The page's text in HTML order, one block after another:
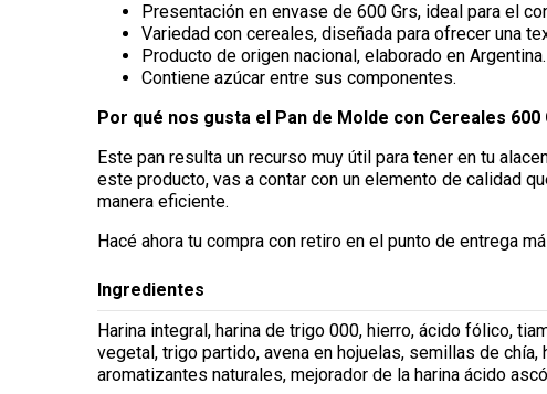
Presentación en envase de 600 Grs, ideal para el
Variedad con cereales, diseñada para ofrecer una
Producto de origen nacional, elaborado en Argentina.
Contiene azúcar entre sus componentes.
Por qué nos gusta el Pan de Molde con Cereales
Este pan resulta un recurso muy útil para tener en tu
este producto, vas a contar con un elemento de calidad
manera eficiente.
Hacé ahora tu compra con retiro en el punto de entrega
Ingredientes
Harina integral, harina de trigo 000, hierro, ácido fólico,
vegetal, trigo partido, avena en hojuelas, semillas de
aromatizantes naturales, mejorador de la harina ácido